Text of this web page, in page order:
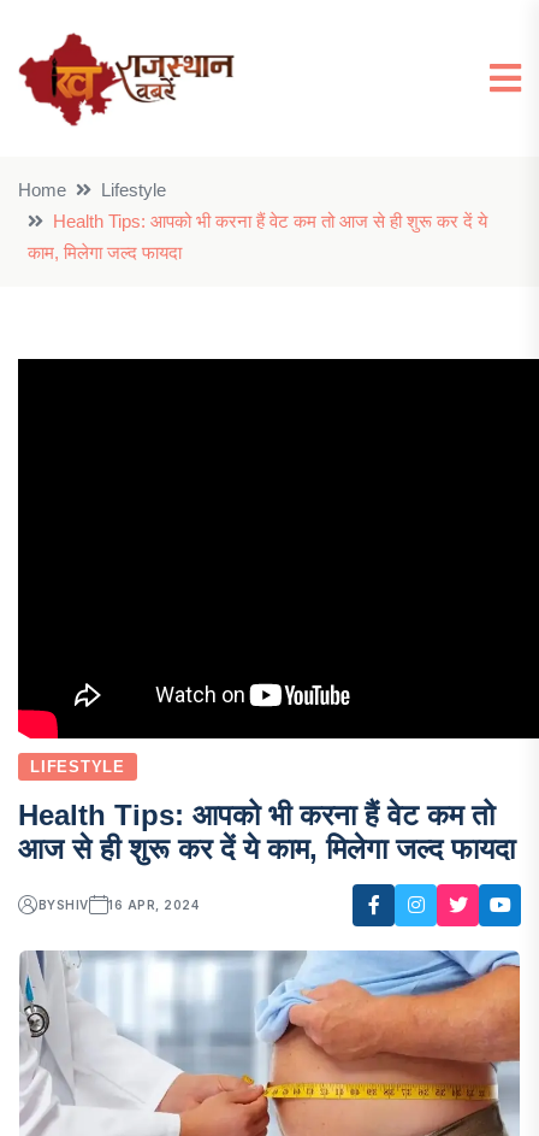
Home
Lifestyle
Health Tips: आपको भी करना हैं वेट कम तो आज से ही शुरू कर दें ये
काम, मिलेगा जल्द फायदा
LIFESTYLE
Health Tips: आपको भी करना हैं वेट कम तो
आज से ही शुरू कर दें ये काम, मिलेगा जल्द फायदा
BYSHIV 16 APR, 2024